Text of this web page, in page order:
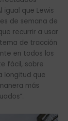
igual que Lewis
de semana de
recurrir a usar
de tracción
en todos los
fácil, sobre
longitud que
más